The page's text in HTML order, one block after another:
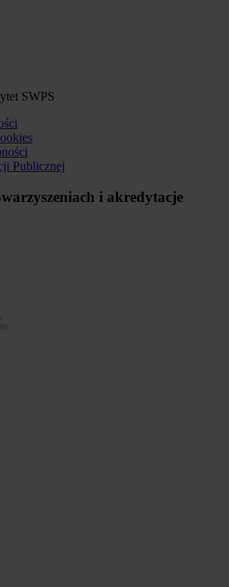
SWPS
Publicznej
i akredytacje